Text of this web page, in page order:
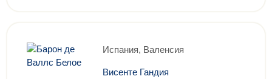
Испания, Валенсия
Висенте Гандия